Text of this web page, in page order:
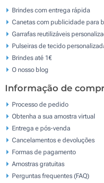
Brindes com entrega rápida
Canetas com publicidade para
Garrafas reutilizáveis
Pulseiras de tecido
Brindes até 1€
O nosso blog
Informação de
Processo de pedido
Obtenha a sua amostra virtual
Entrega e pós-venda
Cancelamentos e devoluções
Formas de pagamento
Amostras gratuitas
Perguntas frequentes (FAQ)